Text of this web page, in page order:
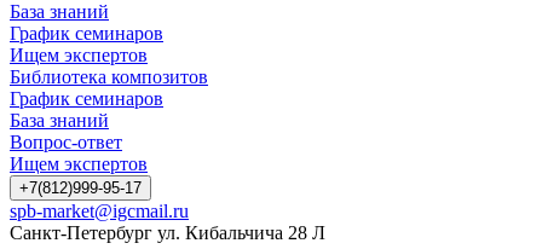
База знаний
График семинаров
Ищем экспертов
Библиотека композитов
График семинаров
База знаний
Вопрос-ответ
Ищем экспертов
+7(812)999-95-17
spb-market@igcmail.ru
Санкт-Петербург ул. Кибальчича 28 Л